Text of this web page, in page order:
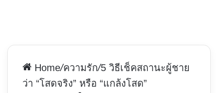
Home/ความรัก/5 วิธีเช็คสถานะผู้ชาย
ว่า “โสดจริง” หรือ “แกล้งโสด”